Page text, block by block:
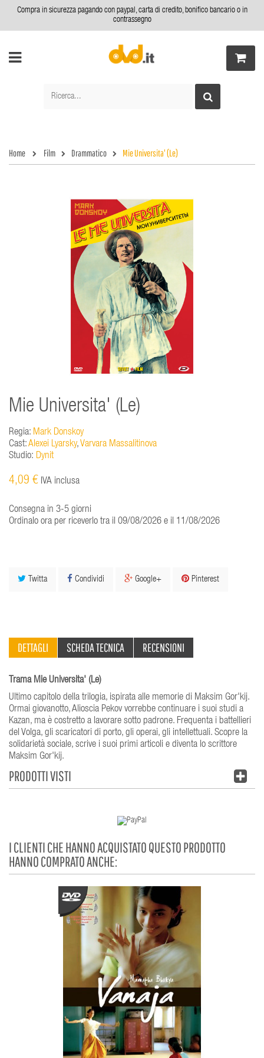
Compra in sicurezza pagando con paypal, carta di credito, bonifico bancario o in
contrassegno
Home Film Drammatico Mie Universita' (Le)
Mie Universita' (Le)
Regia: Mark Donskoy
Cast:Alexei Lyarsky,Varvara Massalitinova
Studio: Dynit
4,09 € IVA inclusa
Consegna in 3-5 giorni
Ordinalo ora per riceverlo tra il 09/08/2026 e il 11/08/2026
Twitta Condividi Google+ Pinterest
DETTAGLI SCHEDA TECNICA RECENSIONI
Trama Mie Universita' (Le)
Ultimo capitolo della trilogia, ispirata alle memorie di Maksim Gor'kij.
Ormai giovanotto, Alioscia Pekov vorrebbe continuare i suoi studi a
Kazan, ma è costretto a lavorare sotto padrone. Frequenta i battellieri
del Volga, gli scaricatori di porto, gli operai, gli intellettuali. Scopre la
solidarietà sociale, scrive i suoi primi articoli e diventa lo scrittore
Maksim Gor'kij.
PRODOTTI VISTI
I CLIENTI CHE HANNO ACQUISTATO QUESTO PRODOTTO
HANNO COMPRATO ANCHE: